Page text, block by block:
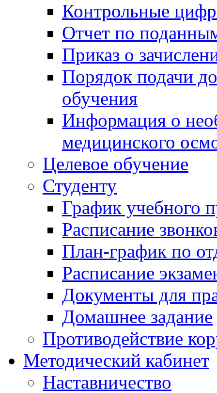
Контрольные
Отчет по
Приказ о
Порядок подачи
обучения
Информация о
медицинского
Целевое обучение
Студенту
График учебного
Расписание
План-график по
Расписание
Документы для
Домашнее задание
Противодействие
Методический кабинет
Наставничество